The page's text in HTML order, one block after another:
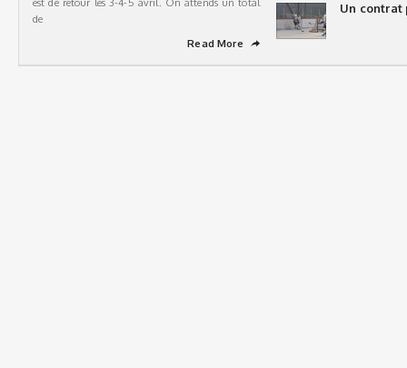
est de retour les 3-4-5 avril. On attends un total
de
Read More
➦
Un contrat